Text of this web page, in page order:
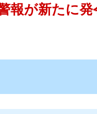
報が新たに